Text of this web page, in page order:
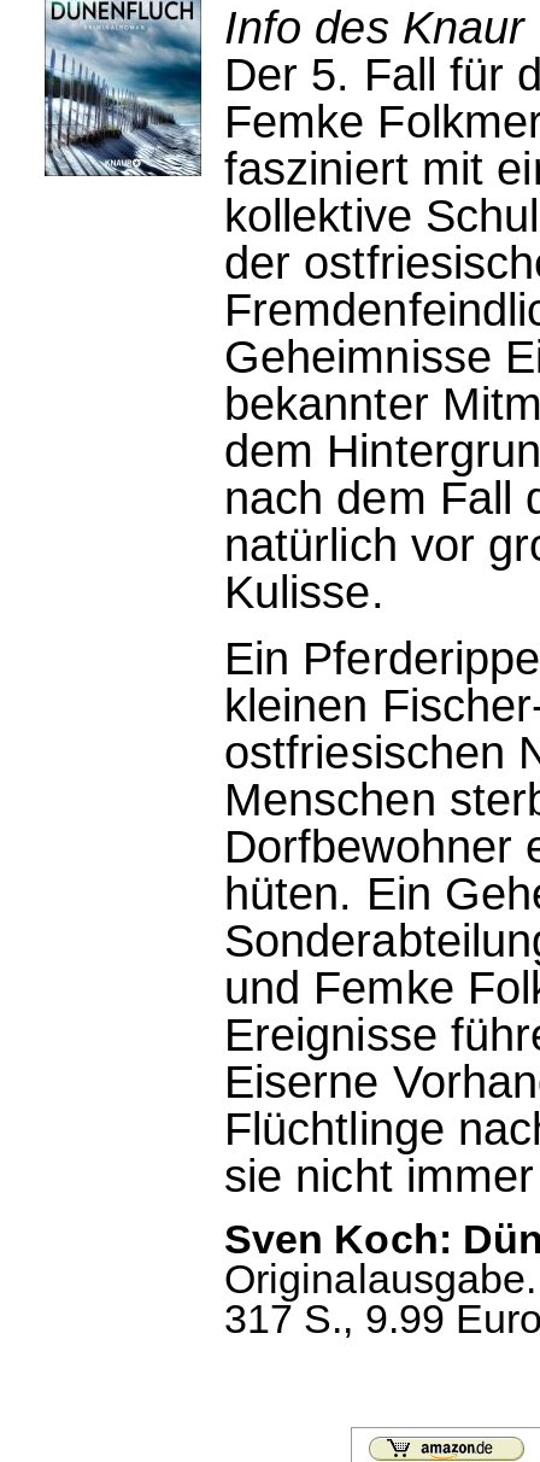
Info des Knaur
Der 5. Fall für
Femke
fasziniert mit
kollektive
der
Geheimnisse
bekannter
dem
nach dem Fall
natürlich vor
Kulisse.
Ein
kleinen
ostfriesischen
Menschen
Dorfbewohner
hüten. Ein
und Femke
Ereignisse
Eiserne
Flüchtlinge
sie nicht
Sven Koch:
317 S., 9.99